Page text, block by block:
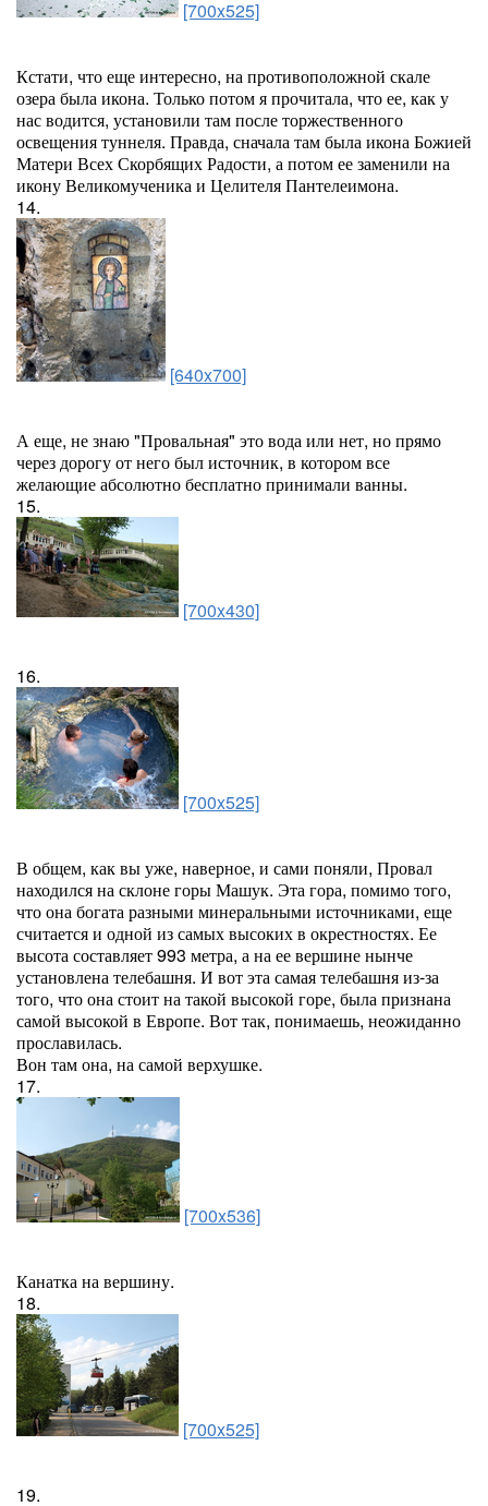
[700x525]
Кстати, что еще интересно, на противоположной скале
озера была икона. Только потом я прочитала, что ее, как у
нас водится, установили там после торжественного
освещения туннеля. Правда, сначала там была икона Божией
Матери Всех Скорбящих Радости, а потом ее заменили на
икону Великомученика и Целителя Пантелеимона.
14.
[640x700]
А еще, не знаю "Провальная" это вода или нет, но прямо
через дорогу от него был источник, в котором все
желающие абсолютно бесплатно принимали ванны.
15.
[700x430]
16.
[700x525]
В общем, как вы уже, наверное, и сами поняли, Провал
находился на склоне горы Машук. Эта гора, помимо того,
что она богата разными минеральными источниками, еще
считается и одной из самых высоких в окрестностях. Ее
высота составляет 993 метра, а на ее вершине нынче
установлена телебашня. И вот эта самая телебашня из-за
того, что она стоит на такой высокой горе, была признана
самой высокой в Европе. Вот так, понимаешь, неожиданно
прославилась.
Вон там она, на самой верхушке.
17.
[700x536]
Канатка на вершину.
18.
[700x525]
19.